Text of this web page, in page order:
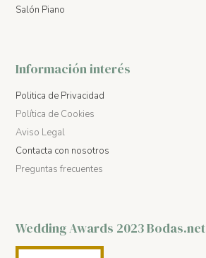
Salón Piano
Información interés
Politica de Privacidad
Política de Cookies
Aviso Legal
Contacta con nosotros
Preguntas frecuentes
Wedding Awards 2023 Bodas.net